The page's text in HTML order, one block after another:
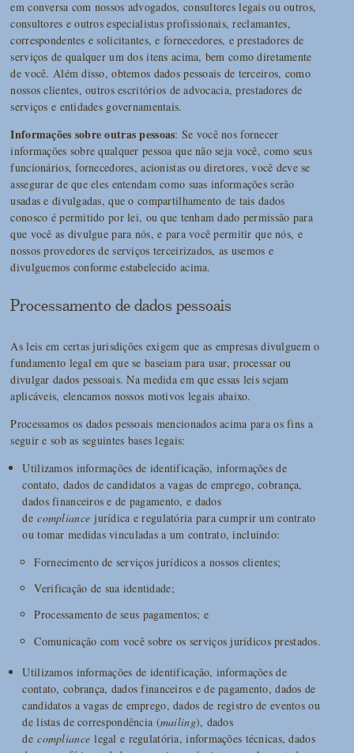
em conversa com nossos advogados, consultores legais ou outros,
consultores e outros especialistas profissionais, reclamantes,
correspondentes e solicitantes, e fornecedores, e prestadores de
serviços de qualquer um dos itens acima, bem como diretamente
de você. Além disso, obtemos dados pessoais de terceiros, como
nossos clientes, outros escritórios de advocacia, prestadores de
serviços e entidades governamentais.
Informações sobre outras pessoas: Se você nos fornecer
informações sobre qualquer pessoa que não seja você, como seus
funcionários, fornecedores, acionistas ou diretores, você deve se
assegurar de que eles entendam como suas informações serão
usadas e divulgadas, que o compartilhamento de tais dados
conosco é permitido por lei, ou que tenham dado permissão para
que você as divulgue para nós, e para você permitir que nós, e
nossos provedores de serviços terceirizados, as usemos e
divulguemos conforme estabelecido acima.
Processamento de dados pessoais
As leis em certas jurisdições exigem que as empresas divulguem o
fundamento legal em que se baseiam para usar, processar ou
divulgar dados pessoais. Na medida em que essas leis sejam
aplicáveis, elencamos nossos motivos legais abaixo.
Processamos os dados pessoais mencionados acima para os fins a
seguir e sob as seguintes bases legais:
Utilizamos informações de identificação, informações de
contato, dados de candidatos a vagas de emprego, cobrança,
dados financeiros e de pagamento, e dados
decompliance jurídica e regulatória para cumprir um contrato
ou tomar medidas vinculadas a um contrato, incluindo:
Fornecimento de serviços jurídicos a nossos clientes;
Verificação de sua identidade;
Processamento de seus pagamentos; e
Comunicação com você sobre os serviços jurídicos prestados.
Utilizamos informações de identificação, informações de
contato, cobrança, dados financeiros e de pagamento, dados de
candidatos a vagas de emprego, dados de registro de eventos ou
de listas de correspondência (mailing), dados
decompliance legal e regulatória, informações técnicas, dados